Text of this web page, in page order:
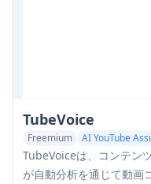
TubeVoice
Freemium
AI YouTube
AI Analytics Assistant
TubeVoiceは、コンテン
が自動分析を通じて動画